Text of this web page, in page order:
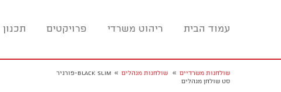
עמוד הבית ריהוט משרדי פרויקטים
שולחנות משרדיים » שולחנות מנהלים » BLACK SLIM-פורניר
סט שולחן מנהלים